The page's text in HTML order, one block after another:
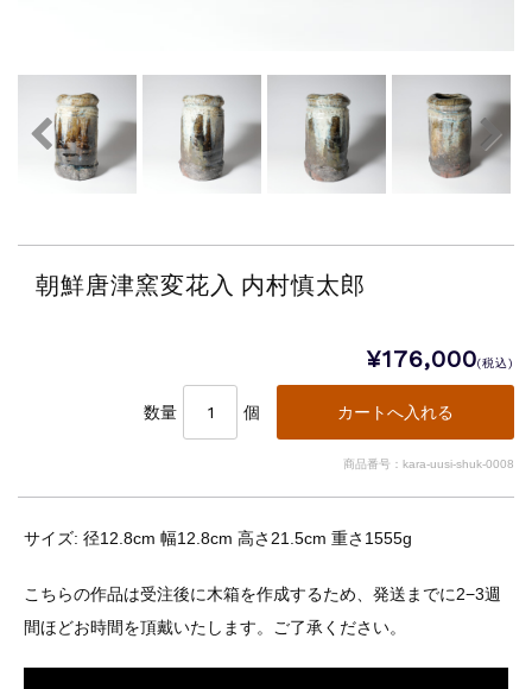
朝鮮唐津窯変花入 内村慎太郎
¥176,000(税込)
数量 個
商品番号：kara-uusi-shuk-0008
サイズ: 径12.8cm 幅12.8cm 高さ21.5cm 重さ1555g
こちらの作品は受注後に木箱を作成するため、発送までに2−3週
間ほどお時間を頂戴いたします。ご了承ください。